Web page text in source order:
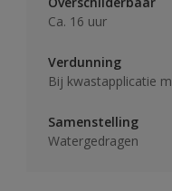
Ca. 16 uur
Verdunning
Bij kwastapplicatie
Samenstelling
Watergedragen